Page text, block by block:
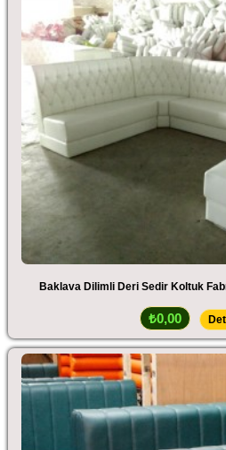
Baklava Dilimli Deri Sedir Koltuk
₺0,00